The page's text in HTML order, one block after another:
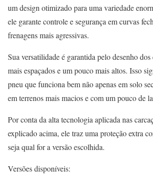
um design otimizado para uma variedade
ele garante controle e segurança em curvas
frenagens mais agressivas.
Sua versatilidade é garantida pelo desenho dos
mais espaçados e um pouco mais altos. Isso
pneu que funciona bem não apenas em solo
em terrenos mais macios e com um pouco de
Por conta da alta tecnologia aplicada nas
explicado acima, ele traz uma proteção extra
seja qual for a versão escolhida.
Versões disponíveis: